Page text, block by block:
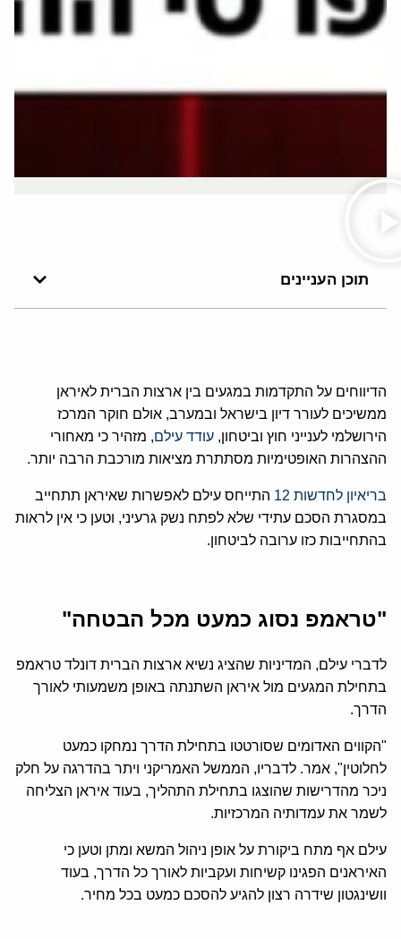
תוכן העניינים
הדיווחים על התקדמות במגעים בין ארצות הברית לאיראן
ממשיכים לעורר דיון בישראל ובמערב, אולם חוקר המרכז
הירושלמי לענייני חוץ וביטחון, עודד עילם, מזהיר כי מאחורי
ההצהרות האופטימיות מסתתרת מציאות מורכבת הרבה יותר.
בריאיון לחדשות 12
התייחס עילם לאפשרות שאיראן תתחייב
במסגרת הסכם עתידי שלא לפתח נשק גרעיני, וטען כי אין לראות
בהתחייבות כזו ערובה לביטחון.
"טראמפ נסוג כמעט מכל הבטחה"
לדברי עילם, המדיניות שהציג נשיא ארצות הברית דונלד טראמפ
בתחילת המגעים מול איראן השתנתה באופן משמעותי לאורך
הדרך.
"הקווים האדומים שסורטטו בתחילת הדרך נמחקו כמעט
לחלוטין", אמר. לדבריו, הממשל האמריקני ויתר בהדרגה על חלק
ניכר מהדרישות שהוצגו בתחילת התהליך, בעוד איראן הצליחה
לשמר את עמדותיה המרכזיות.
עילם אף מתח ביקורת על אופן ניהול המשא ומתן וטען כי
האיראנים הפגינו קשיחות ועקביות לאורך כל הדרך, בעוד
וושינגטון שידרה רצון להגיע להסכם כמעט בכל מחיר.